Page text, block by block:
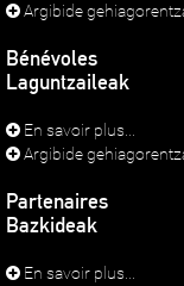
Argibide
Bénévoles
Laguntzaileak
En savoir plus...
Argibide
Partenaires
Bazkideak
En savoir plus...